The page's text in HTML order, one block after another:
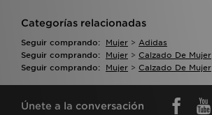
Categorías relacionadas
Seguir comprando: Mujer > Adidas
Seguir comprando:
Mujer > Calzado De Mujer
Seguir comprando:
Mujer > Calzado De Mujer
Únete a la conversación